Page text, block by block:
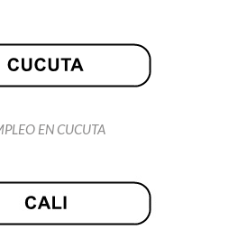
EN CUCUTA